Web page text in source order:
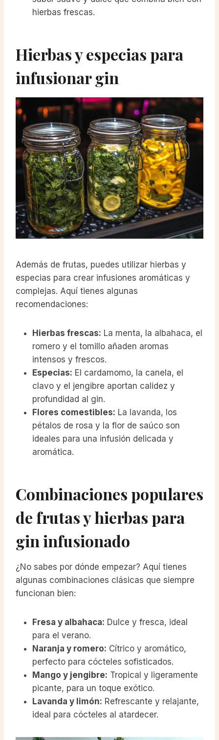
hierbas frescas.
Hierbas y especias para
infusionar gin
Además de frutas, puedes utilizar hierbas y
especias para crear infusiones aromáticas y
complejas. Aquí tienes algunas
recomendaciones:
Hierbas frescas: La menta, la albahaca, el
romero y el tomillo añaden aromas
intensos y frescos.
Especias: El cardamomo, la canela, el
clavo y el jengibre aportan calidez y
profundidad al gin.
Flores comestibles: La lavanda, los
pétalos de rosa y la flor de saúco son
ideales para una infusión delicada y
aromática.
Combinaciones populares
de frutas y hierbas para
gin infusionado
¿No sabes por dónde empezar? Aquí tienes
algunas combinaciones clásicas que siempre
funcionan bien:
Fresa y albahaca: Dulce y fresca, ideal
para el verano.
Naranja y romero: Cítrico y aromático,
perfecto para cócteles sofisticados.
Mango y jengibre: Tropical y ligeramente
picante, para un toque exótico.
Lavanda y limón: Refrescante y relajante,
ideal para cócteles al atardecer.